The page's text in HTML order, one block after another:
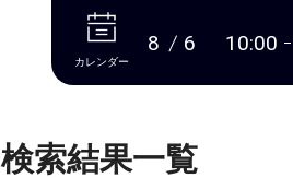
本文へ
カレンダー
8 6 10:00
検索結果一覧